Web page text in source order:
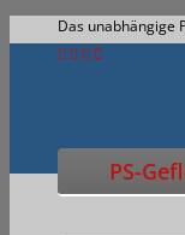
Das unabhängige
PS-